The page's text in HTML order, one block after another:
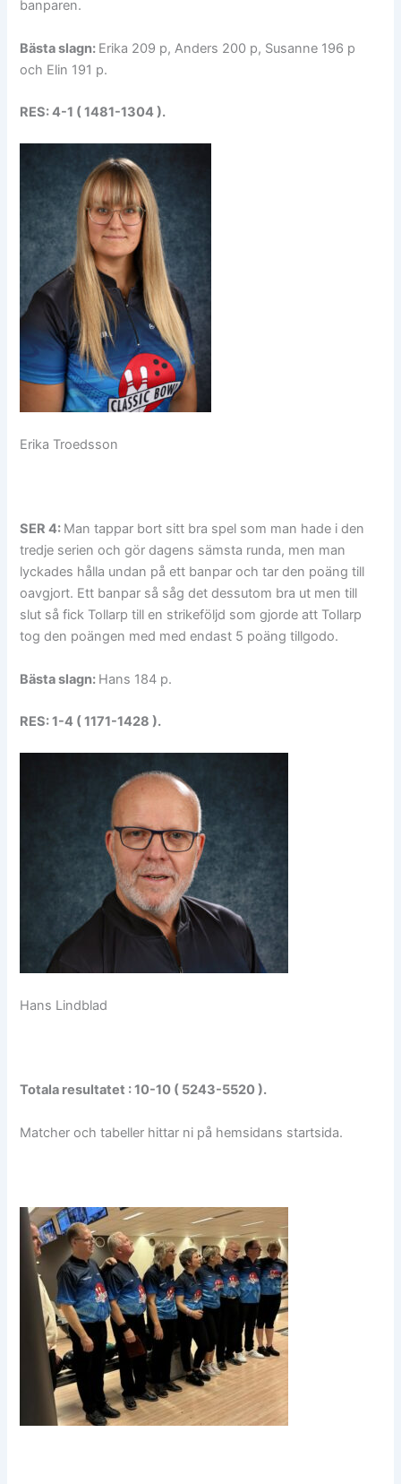
banparen.
Bästa slagn: Erika 209 p, Anders 200 p, Susanne 196 p
och Elin 191 p.
RES: 4-1 ( 1481-1304 ).
Erika Troedsson
SER 4: Man tappar bort sitt bra spel som man hade i den
tredje serien och gör dagens sämsta runda, men man
lyckades hålla undan på ett banpar och tar den poäng till
oavgjort. Ett banpar så såg det dessutom bra ut men till
slut så fick Tollarp till en strikeföljd som gjorde att Tollarp
tog den poängen med med endast 5 poäng tillgodo.
Bästa slagn: Hans 184 p.
RES: 1-4 ( 1171-1428 ).
Hans Lindblad
Totala resultatet : 10-10 ( 5243-5520 ).
Matcher och tabeller hittar ni på hemsidans startsida.